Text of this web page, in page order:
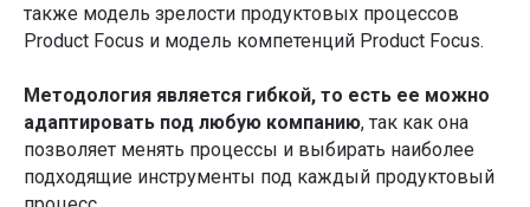
также модель зрелости продуктовых процессов
Product Focus и модель компетенций Product Focus.
Методология является гибкой, то есть ее можно
адаптировать под любую компанию, так как она
позволяет менять процессы и выбирать наиболее
подходящие инструменты под каждый продуктовый